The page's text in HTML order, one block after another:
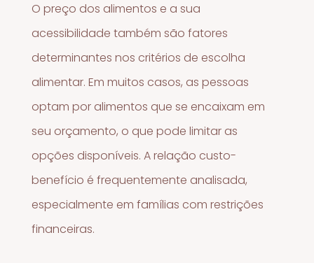
O preço dos alimentos e a sua
acessibilidade também são fatores
determinantes nos critérios de escolha
alimentar. Em muitos casos, as pessoas
optam por alimentos que se encaixam em
seu orçamento, o que pode limitar as
opções disponíveis. A relação custo-
benefício é frequentemente analisada,
especialmente em famílias com restrições
financeiras.